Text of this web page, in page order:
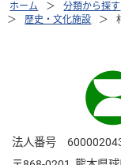
ホーム 分類から探す
歴史・文化施設
法人番号